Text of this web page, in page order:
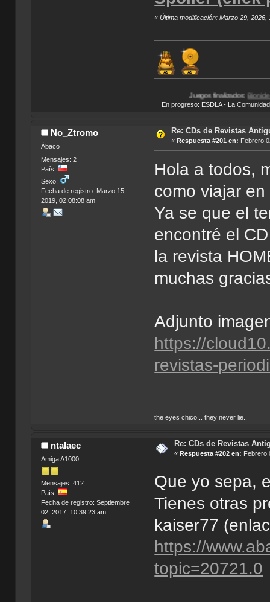
«Última modificación: Marzo 29,
Bionicle Heroes|Total
En progreso: ESDLA - La
No_Ztromo
Ábaco
Mensajes: 2
País:
Sexo:
Fecha de registro: Marzo 15,
2019, 02:08:08 am
Re: CDs de Revistas
« Respuesta #201 en: Febrero
Hola a todos,
como viajar
Ya se que el
encontré el
la revista
muchas
Adjunto
https://
revistas-
the eyes chico... they never lie..
ntalaec
Amiga A1000
Mensajes: 412
País:
Fecha de registro: Septiembre
02, 2017, 10:39:23 am
Re: CDs de Revistas
« Respuesta #202 en: Febrero
Que yo sepa,
Tienes otras
kaiser77
https://
topic=20721.0